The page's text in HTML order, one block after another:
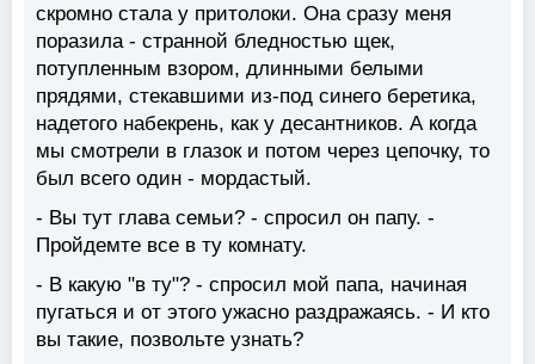
скромно стала у притолоки. Она сразу меня
поразила - странной бледностью щек,
потупленным взором, длинными белыми
прядями, стекавшими из-под синего беретика,
надетого набекрень, как у десантников. А когда
мы смотрели в глазок и потом через цепочку, то
был всего один - мордастый.
- Вы тут глава семьи? - спросил он папу. -
Пройдемте все в ту комнату.
- В какую "в ту"? - спросил мой папа, начиная
пугаться и от этого ужасно раздражаясь. - И кто
вы такие, позвольте узнать?